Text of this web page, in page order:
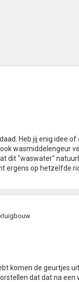
Heb jij enig idee
wasmiddelengeur
dit "waswater"
ergens op hetzelfde
komen de geurtjes
dat dat na een